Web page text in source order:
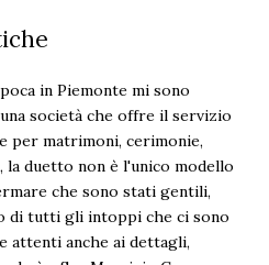
in Piemonte mi sono
società che offre il servizio
per matrimoni, cerimonie,
duetto non è l'unico modello
che sono stati gentili,
di tutti gli intoppi che ci sono
attenti anche ai dettagli,